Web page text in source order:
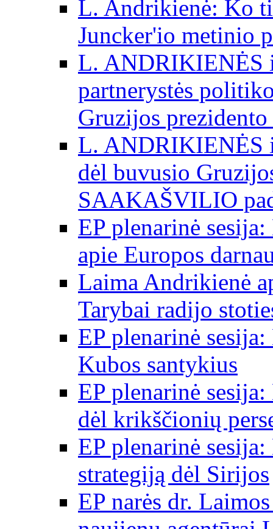
L. Andrikienė: Ko
Juncker'io metinio
L. ANDRIKIENĖS
partnerystės
Gruzijos
L. ANDRIKIENĖS
dėl buvusio
SAAKAŠVILIO
EP plenarinė
apie Europos
Laima Andrikienė
Tarybai radijo
EP plenarinė
Kubos santykius
EP plenarinė
dėl krikščionių
EP plenarinė
strategiją dėl Sirijos
EP narės dr.